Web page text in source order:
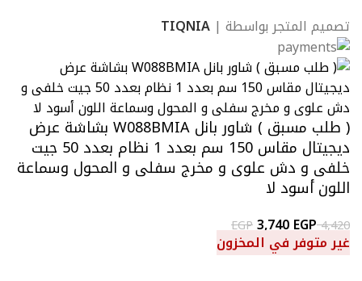
تصميم المتجر بواسطة | TIQNIA
( طلب مسبق ) شاور بانل W088BMIA بشاشة عرض
ديجيتال مقاس 150 سم بعدد 1 نظام بعدد 50 جيت
خلفى و دش علوى و مخرج سفلى و المحول وسماعة
اللون أسود لا
4,420
EGP3,740EGP
غير متوفر في المخزون